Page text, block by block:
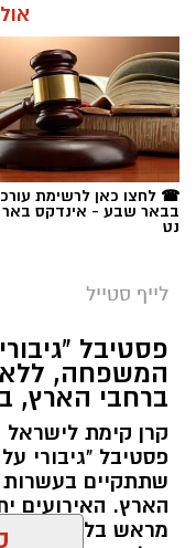
תגים:מטר
כשהשמש שוקעת
הטבע מציג את
השנה - מטר
השמיים ולגלות
ערפיליות וסיפורי
מטר הפרסאידים,
הארץ עם השובל
הוא נחשב כמטר
מטאורים רבים
☎ לחצו כאן לרשימת
בבאר שבע - אינדקס
נט
לייף סטייל
פסטיבל
המשפחה, ללא
ברחבי הארץ,
קרן קימת
פסטיבל "גיבורי
שתתקיים בעשרות
הארץ. האירועים
מראש בלבד,